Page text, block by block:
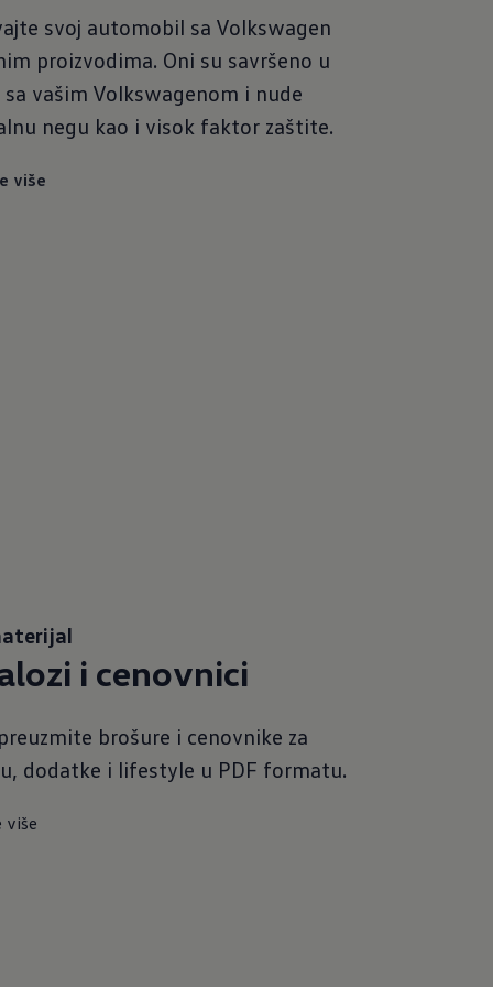
svoj automobil sa Volkswagen
proizvodima. Oni su savršeno u
sa vašim Volkswagenom i nude
negu kao i visok faktor zaštite.
više
i cenovnici
brošure i cenovnike za
dodatke i lifestyle u PDF formatu.
više